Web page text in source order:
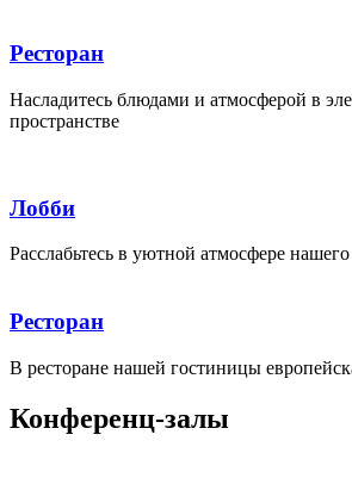
Ресторан
Насладитесь блюдами и атмосферой в
пространстве
Лобби
Расслабьтесь в уютной атмосфере
Ресторан
В ресторане нашей гостиницы
Конференц-залы